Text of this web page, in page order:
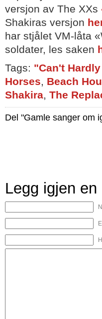
versjon av The XXs
Shakiras versjon
har stjålet VM-låta
soldater, les saken
Tags: "Can't
Horses, Beach
Shakira, The
Del "Gamle sanger om
Legg igjen